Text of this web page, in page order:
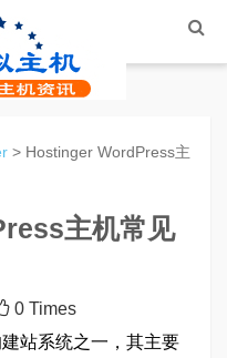
> Hostinger WordPress主
主机常见
0 Times
站系统之一，其主要